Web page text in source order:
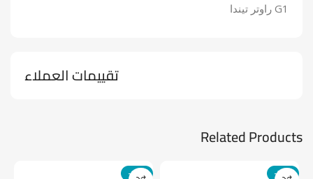
G1 راوتر تيندا
تقييمات العملاء
Related Products
-24%
-14%